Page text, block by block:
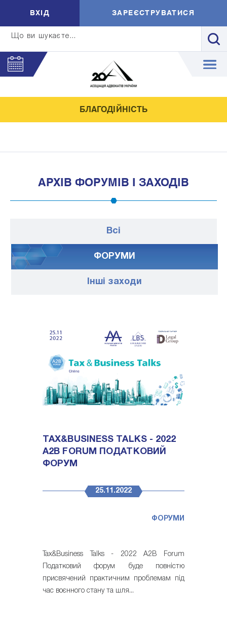
Що ви шукаєте...
ВXIД ЗАРЕЄСТРУВАТИСЯ
БЛАГОДІЙНІСТЬ
АРХІВ ФОРУМІВ І ЗАХОДІВ
Всі
ФОРУМИ
Iншi заходи
TAX&BUSINESS TALKS - 2022
A2B FORUM ПОДАТКОВИЙ
ФОРУМ
25.11.2022
ФОРУМИ
Tax&Business Talks - 2022 A2B Forum
Податковий форум буде повністю
присвячений практичним проблемам під
час воєнного стану та шля...